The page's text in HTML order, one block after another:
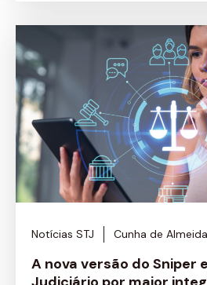
Notícias STJ Cunha de Almeida
A nova versão do Sniper